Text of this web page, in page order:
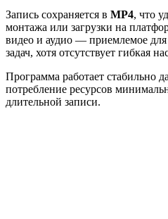
Запись сохраняется в MP4, что
монтажа или загрузки на
видео и аудио — приемлемое
задач, хотя отсутствует гибкая
Программа работает
потребление ресурсов
длительной записи.